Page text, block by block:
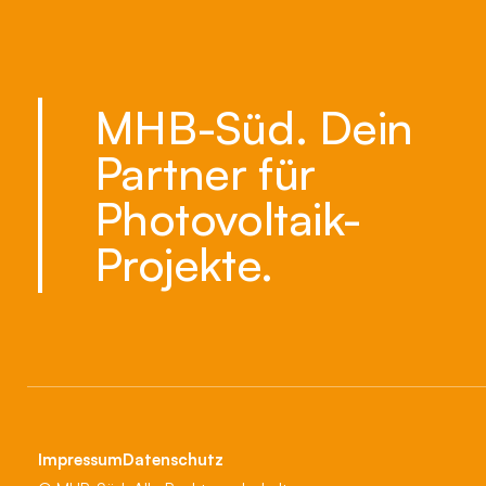
MHB-Süd. Dein
Partner für
Photovoltaik-
Projekte.
ImpressumDatenschutz